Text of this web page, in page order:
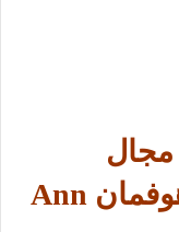
التسويق الإلكتروني أنا هوفمان Ann